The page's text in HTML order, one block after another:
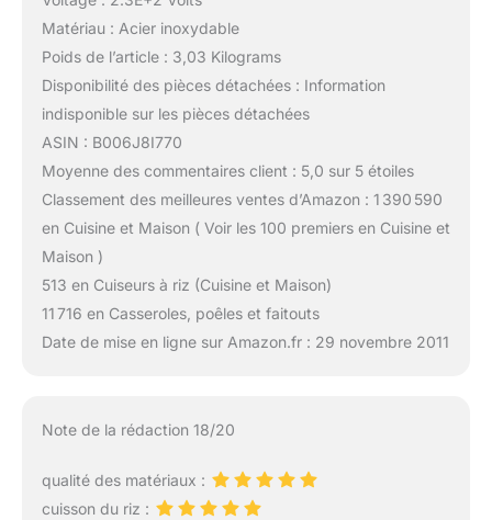
Matériau : Acier inoxydable
Poids de l’article : 3,03 Kilograms
Disponibilité des pièces détachées : Information
indisponible sur les pièces détachées
ASIN : B006J8I770
Moyenne des commentaires client : 5,0 sur 5 étoiles
Classement des meilleures ventes d’Amazon : 1 390 590
en Cuisine et Maison ( Voir les 100 premiers en Cuisine et
Maison )
513 en Cuiseurs à riz (Cuisine et Maison)
11 716 en Casseroles, poêles et faitouts
Date de mise en ligne sur Amazon.fr : 29 novembre 2011
Note de la rédaction 18/20
qualité des matériaux :
cuisson du riz :